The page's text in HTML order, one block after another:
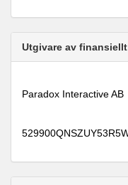
Utgivare av
Paradox Interactive AB